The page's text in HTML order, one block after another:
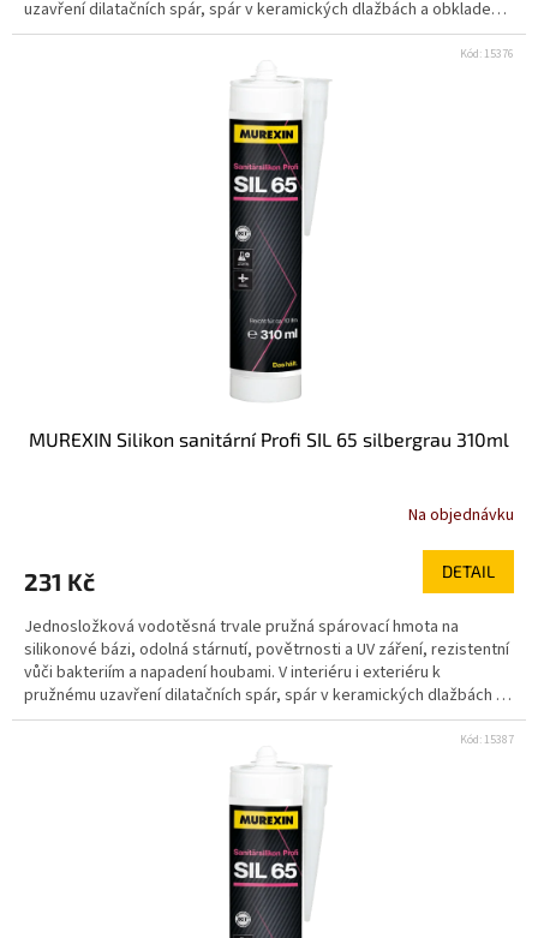
uzavření dilatačních spár, spár v keramických dlažbách a obkladech.
odolává UV záření odolává plísním a bakteriím široká barevná škála
MUREXIN Silikon sanitární Profi SIL 65 silbergrau 310ml
Na objednávku
231 Kč DETAIL
Jednosložková vodotěsná trvale pružná spárovací hmota na
silikonové bázi, odolná stárnutí, povětrnosti a UV záření, rezistentní
vůči bakteriím a napadení houbami. V interiéru i exteriéru k
pružnému uzavření dilatačních spár, spár v keramických dlažbách a
obkladech ve styku stěna/stěna a stěna/podlaha, spár mezi
keramickou dlažbou nebo obkladem a zařizovacími předměty (vana,
umyvadlo, také zárubně apod.). Před aplikací se ujistěte, že jsou
uhlazení povrchu vysoce odolný vůči plísním - třída XS 1 minimální
emise - třída EC1 Plus klasifikace dle EN 15651 část 1,3,4
Kód: 15376
Kód: 15387